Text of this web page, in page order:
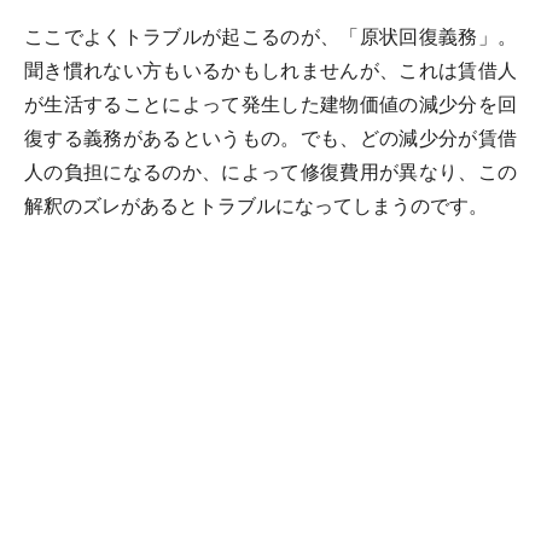
ここでよくトラブルが起こるのが、「原状回復義務 」。
聞き慣れない方もいるかもしれませんが、これは賃借人
が生活することによって発生した建物価値の減少分を回
復する義務があるというもの。でも、どの減少分が賃借
人の負担になるのか、によって修復費用が異なり、この
解釈のズレがあるとトラブルになってしまうのです。